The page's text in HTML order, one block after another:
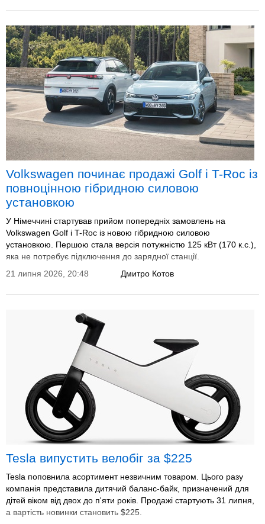
Volkswagen починає продажі Golf і T-Roc із
повноцінною гібридною силовою
установкою
У Німеччині стартував прийом попередніх замовлень на
Volkswagen Golf і T-Roc із новою гібридною силовою
установкою. Першою стала версія потужністю 125 кВт (170 к.с.),
яка не потребує підключення до зарядної станції.
Дмитро Котов
21 липня 2026, 20:48
Tesla випустить велобіг за $225
Tesla поповнила асортимент незвичним товаром. Цього разу
компанія представила дитячий баланс-байк, призначений для
дітей віком від двох до п'яти років. Продажі стартують 31 липня,
а вартість новинки становить $225.